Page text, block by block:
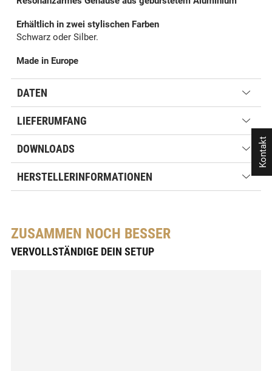
Erhältlich in zwei stylischen Farben
Schwarz oder Silber.
Made in Europe
DATEN
LIEFERUMFANG
DOWNLOADS
HERSTELLERINFORMATIONEN
ZUSAMMEN NOCH BESSER
VERVOLLSTÄNDIGE DEIN SETUP
Kontakt